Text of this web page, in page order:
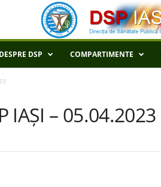
DESPRE DSP COMPARTIMENTE
IAȘI – 05.04.2023